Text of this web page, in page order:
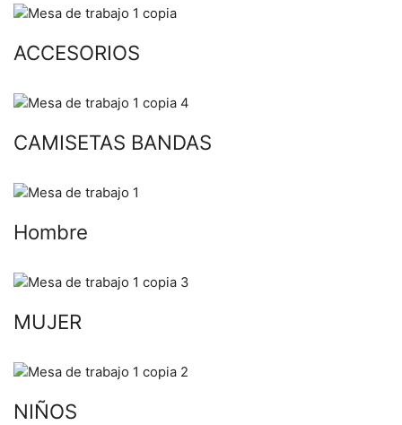
ACCESORIOS
CAMISETAS BANDAS
Hombre
MUJER
NIÑOS